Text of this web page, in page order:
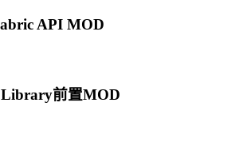
API MOD
前置MOD